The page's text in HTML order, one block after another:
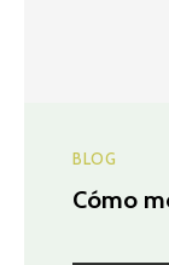
BLOG
Cómo